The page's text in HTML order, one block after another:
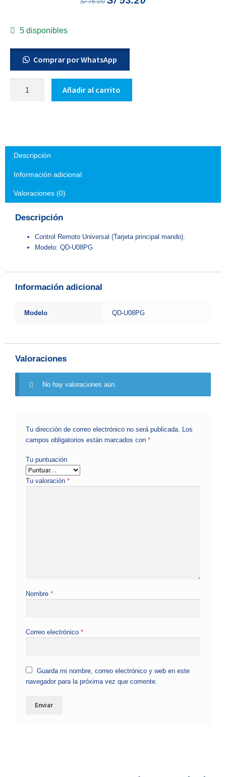
S/76.00
5 disponibles
Comprar por WhatsApp
Añadir al carrito
Descripción
Información adicional
Valoraciones (0)
Descripción
Control Remoto Universal (Tarjeta principal mando).
Modelo: QD-U08PG
Información adicional
Modelo QD-U08PG
Valoraciones
No hay valoraciones aún.
Tu dirección de correo electrónico no será publicada. Los
campos obligatorios están marcados con*
Tu puntuación
Tu valoración*
Nombre*
Correo electrónico*
Guarda mi nombre, correo electrónico y web en este
navegador para la próxima vez que comente.